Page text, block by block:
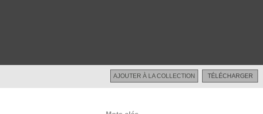
Restreint
TÉLÉCHARGER
AJOUTER À LA COLLECTION